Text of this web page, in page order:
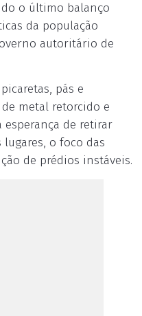
o último balanço
da população
autoritário de
pás e
metal retorcido e
de retirar
o foco das
de prédios instáveis.